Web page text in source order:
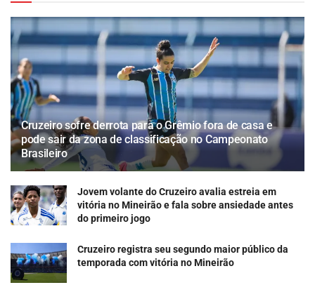
Cruzeiro sofre derrota para o Grêmio fora de casa e
pode sair da zona de classificação no Campeonato
Brasileiro
Jovem volante do Cruzeiro avalia estreia em
vitória no Mineirão e fala sobre ansiedade antes
do primeiro jogo
Cruzeiro registra seu segundo maior público da
temporada com vitória no Mineirão